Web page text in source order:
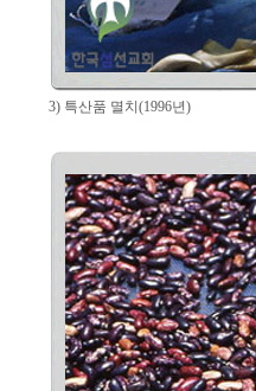
3) 특산품 멸치(1996년)